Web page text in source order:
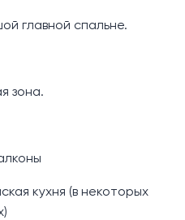
главной спальне.
зона.
кухня (в некоторых